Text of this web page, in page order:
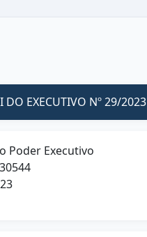
DO EXECUTIVO Nº 29/2023
Poder Executivo